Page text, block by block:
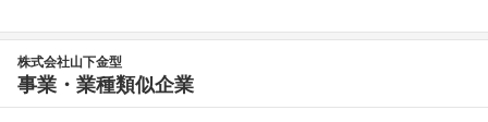
こちらの企業もフォローしませんか？
株式会社山下金型
事業・業種類似企業